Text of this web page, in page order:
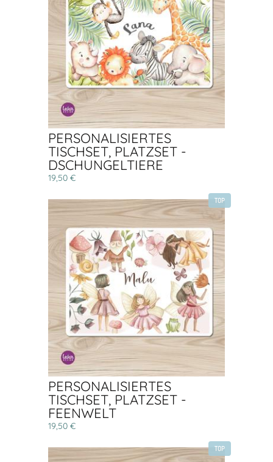
PERSONALISIERTES
TISCHSET, PLATZSET -
DSCHUNGELTIERE
19,50 €
TOP
PERSONALISIERTES
TISCHSET, PLATZSET -
FEENWELT
19,50 €
TOP